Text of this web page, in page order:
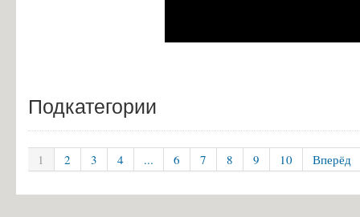
Подкатегории
1 2 3 4 ... 6 7 8 9 10 Вперёд